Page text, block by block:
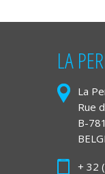
LA
La
Rue
B-
+ 32